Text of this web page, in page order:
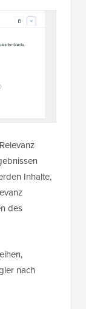
Inhalte,
des
nach